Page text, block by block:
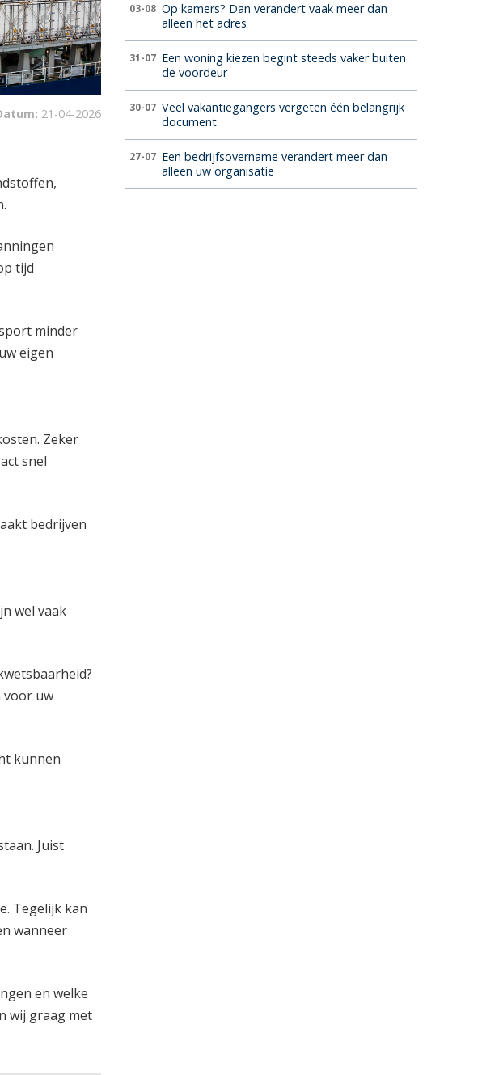
21-04-2026
tijd
minder
eigen
Zeker
snel
bedrijven
wel vaak
voor uw
kunnen
Juist
Tegelijk kan
wanneer
en welke
wij graag met
03-08 Op kamers? Dan verandert vaak meer dan
alleen het adres
31-07 Een woning kiezen begint steeds vaker buiten
de voordeur
30-07 Veel vakantiegangers vergeten één belangrijk
document
27-07 Een bedrijfsovername verandert meer dan
alleen uw organisatie